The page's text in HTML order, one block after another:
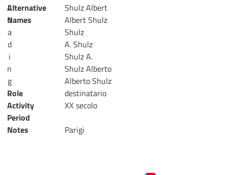
L
o
a
d
i
n
g
...
Loading...
Alternative
Names
Shulz Albert
Albert Shulz
Shulz
A. Shulz
Shulz A.
Shulz Alberto
Alberto Shulz
Role
destinatario
Activity
Period
XX secolo
Notes
Parigi